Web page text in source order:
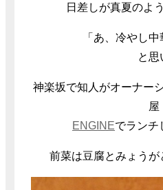
日差しが真夏のよ
「あ、冷やし中
と思
神楽坂で知人がオーナー
屋
ENGINEでランチ
前菜は豆腐とみょうが